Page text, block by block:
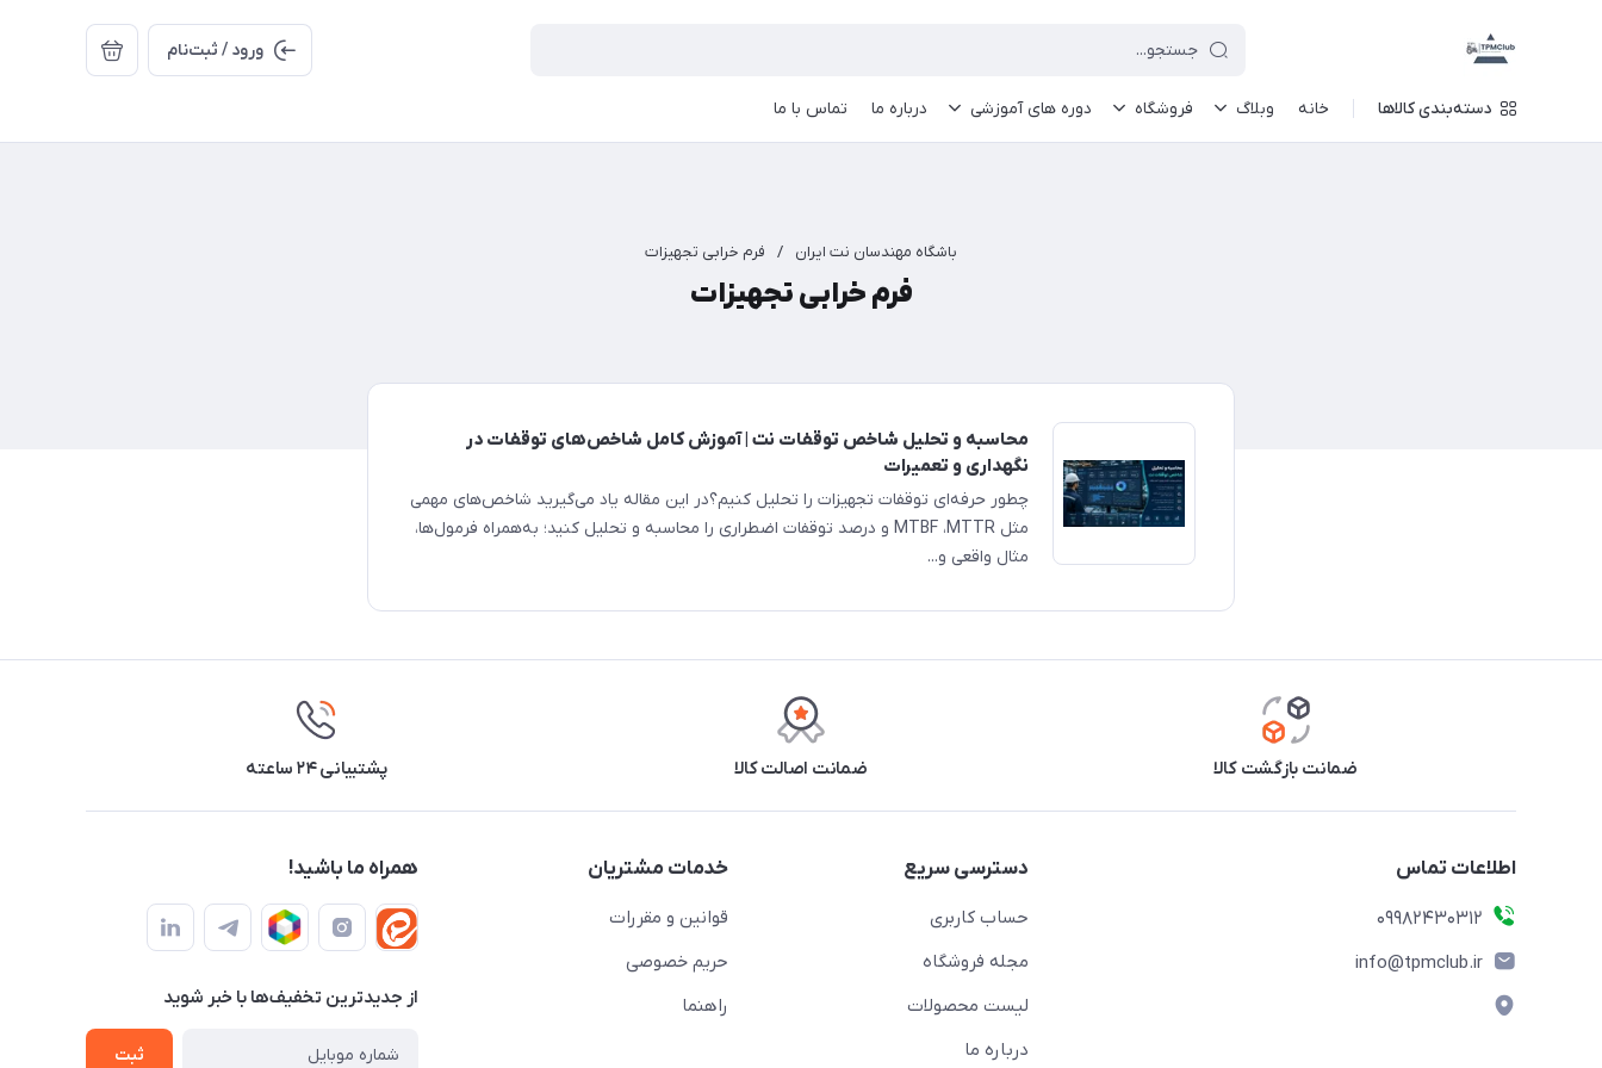
ورود / ثبت‌نام
دسته‌بندی کالاها خانه وبلاگ فروشگاه دوره های آموزشی درباره ما تماس با ما
باشگاه مهندسان نت ایران / فرم خرابی تجهیزات
فرم خرابی تجهیزات
محاسبه و تحلیل شاخص توقفات نت | آموزش کامل شاخص‌های توقفات در
نگهداری و تعمیرات
چطور حرفه‌ای توقفات تجهیزات را تحلیل کنیم؟در این مقاله یاد می‌گیرید شاخص‌های مهمی
مثل MTBF ،MTTR و درصد توقفات اضطراری را محاسبه و تحلیل کنید؛ به‌همراه فرمول‌ها،
مثال واقعی و...
ضمانت بازگشت کالا ضمانت اصالت کالا پشتیبانی ۲۴ ساعته
اطلاعات تماس
09982430312
info@tpmclub.ir
دسترسی سریع
حساب کاربری
مجله فروشگاه
لیست محصولات
درباره ما
خدمات مشتریان
قوانین و مقررات
حریم خصوصی
راهنما
همراه ما باشید!
از جدید‌ترین تخفیف‌ها با‌ خبر شوید
ثبت